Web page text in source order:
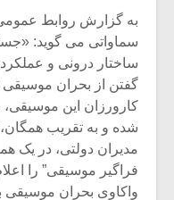
به گزارش روابط
سماواتی می گوید:
ساختار درونی و
گفتن از بحران موسیقی
کارورزان این
شده و به تقریب
مدیران دولتی، در یک
فراگیر موسیقی” را
واکاوی بحران موسیقی
میکلوش